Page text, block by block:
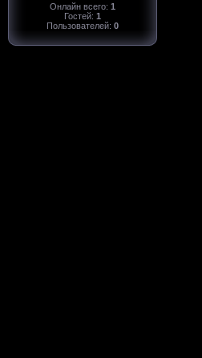
Онлайн всего: 1
Гостей: 1
Пользователей: 0